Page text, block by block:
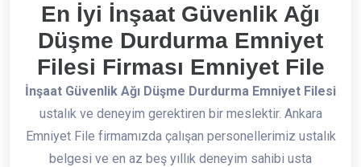
En İyi İnşaat Güvenlik Ağı
Düşme Durdurma Emniyet
Filesi Firması Emniyet File
İnşaat Güvenlik Ağı Düşme Durdurma Emniyet Filesi
ustalık ve deneyim gerektiren bir meslektir. Ankara
Emniyet File firmamızda çalışan personellerimiz ustalık
belgesi ve en az beş yıllık deneyim sahibi usta